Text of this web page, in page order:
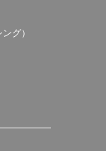
グ）